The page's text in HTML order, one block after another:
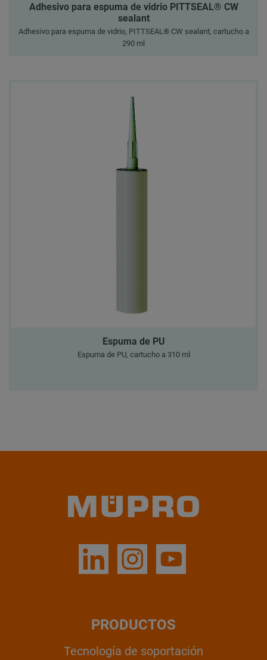
Adhesivo para espuma de vidrio PITTSEAL® CW
sealant
Adhesivo para espuma de vidrio, PITTSEAL® CW sealant, cartucho a
290 ml
Espuma de PU
Espuma de PU, cartucho a 310 ml
PRODUCTOS
Tecnología de soportación